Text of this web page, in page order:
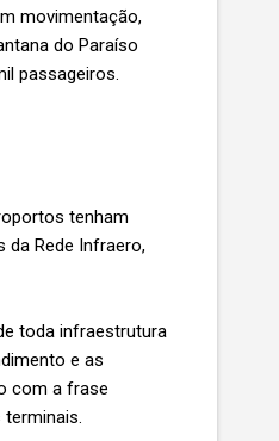
movimentação,
do Paraíso
passageiros.
tenham
da Rede Infraero,
toda infraestrutura
e as
com a frase
terminais.